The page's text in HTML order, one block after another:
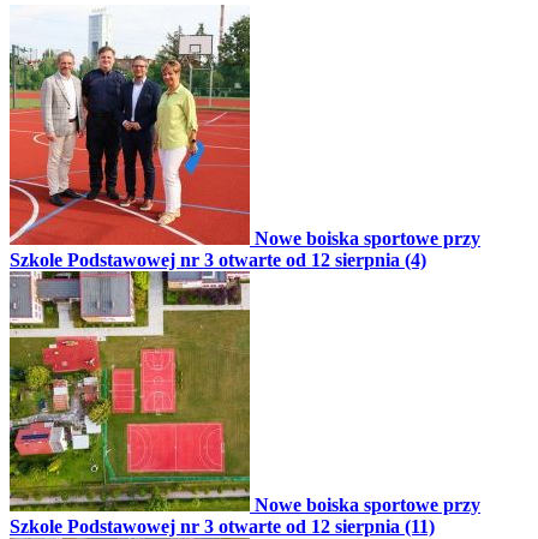
Nowe boiska sportowe przy
Szkole Podstawowej nr 3 otwarte od 12 sierpnia (4)
Nowe boiska sportowe przy
Szkole Podstawowej nr 3 otwarte od 12 sierpnia (11)